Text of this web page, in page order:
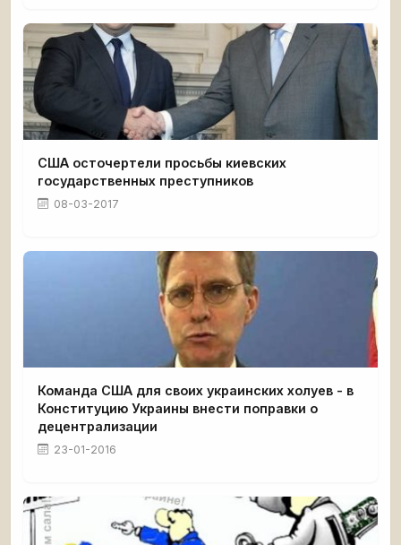
США осточертели просьбы киевских
государственных преступников
08-03-2017
Команда США для своих украинских холуев - в
Конституцию Украины внести поправки о
децентрализации
23-01-2016